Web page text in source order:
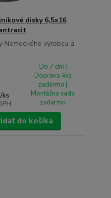
disky 6,5x16
Nemeckého výrobcu a
/ks
Do 7 dní |
Doprava 4ks
zadarmo |
Montážna sada
zadarmo
do košíka